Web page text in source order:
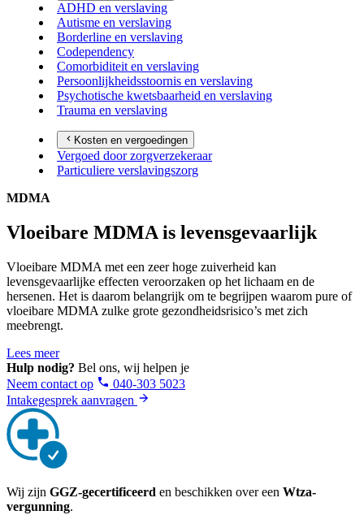
ADHD en verslaving
Autisme en verslaving
Borderline en verslaving
Codependency
Comorbiditeit en verslaving
Persoonlijkheidsstoornis en verslaving
Psychotische kwetsbaarheid en verslaving
Trauma en verslaving
Kosten en vergoedingen
Vergoed door zorgverzekeraar
Particuliere verslavingszorg
MDMA
Vloeibare MDMA is levensgevaarlijk
Vloeibare MDMA met een zeer hoge zuiverheid kan
levensgevaarlijke effecten veroorzaken op het lichaam en de
hersenen. Het is daarom belangrijk om te begrijpen waarom pure of
vloeibare MDMA zulke grote gezondheidsrisico’s met zich
meebrengt.
Lees meer
Hulp nodig? Bel ons, wij helpen je
Neem contact op
040-303 5023
Intakegesprek aanvragen
Wij zijn GGZ-gecertificeerd en beschikken over een Wtza-
vergunning.